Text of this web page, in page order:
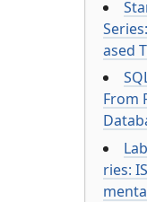
ased
From
ries: